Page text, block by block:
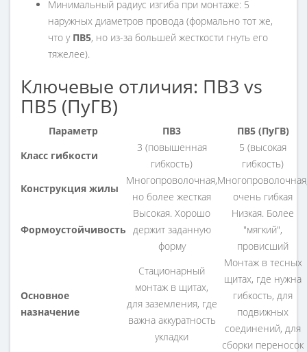
Минимальный радиус изгиба при монтаже: 5
наружных диаметров провода (формально тот же,
что у ПВ5, но из-за большей жесткости гнуть его
тяжелее).
Ключевые отличия: ПВ3 vs
ПВ5 (ПуГВ)
Параметр ПВ3
ПВ5 (ПуГВ)
Класс гибкости
3 (повышенная
гибкость)
5 (высокая
гибкость)
Конструкция жилы
Многопроволочная,
но более жесткая
очень гибкая
Формоустойчивость
Высокая. Хорошо
держит заданную
форму
Низкая. Более
"мягкий",
провисший
Основное
назначение
Стационарный
монтаж в щитах,
для заземления, где
важна аккуратность
укладки
Монтаж в тесных
щитах, где нужна
гибкость, для
подвижных
соединений, для
сборки переносок